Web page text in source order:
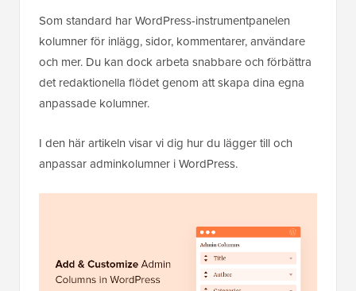
Som standard har WordPress-instrumentpanelen
kolumner för inlägg, sidor, kommentarer, användare
och mer. Du kan dock arbeta snabbare och förbättra
det redaktionella flödet genom att skapa dina egna
anpassade kolumner.
I den här artikeln visar vi dig hur du lägger till och
anpassar adminkolumner i WordPress.